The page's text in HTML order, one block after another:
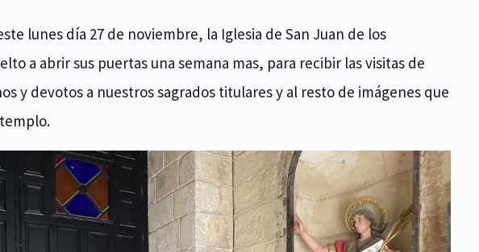
lunes día 27 de noviembre, la Iglesia de San Juan de los
a abrir sus puertas una semana mas, para recibir las visitas de
y devotos a nuestros sagrados titulares y al resto de imágenes que